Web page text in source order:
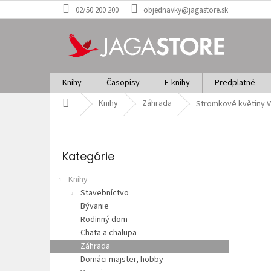
Prejsť
02/50 200 200 objednavky@jagastore.sk
Knihy Časopisy E-knihy
Predplatné
DomovKnihy Záhrada Stromkové květiny
l
kategórie
Kategórie
Knihy
Stavebníctvo
Bývanie
Rodinný dom
Chata a chalupa
Záhrada
Domáci majster, hobby